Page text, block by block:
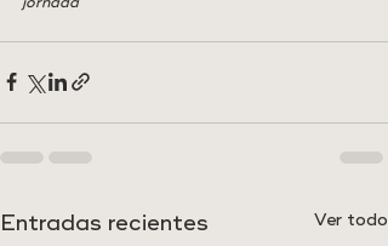
Entradas recientes Ver todo